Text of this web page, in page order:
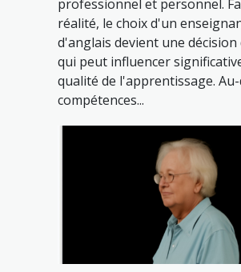
professionnel et personnel.
réalité, le choix d'un
d'anglais devient une décision
qui peut influencer
qualité de l'apprentissage. Au-
compétences...